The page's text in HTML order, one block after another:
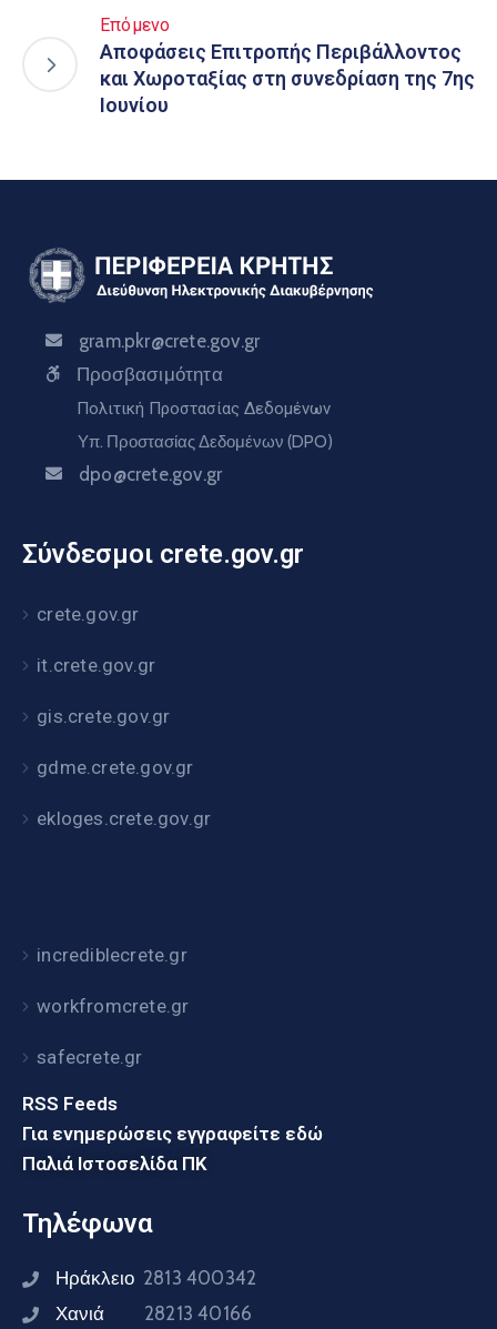
Επόμενο
Αποφάσεις Επιτροπής Περιβάλλοντος
και Χωροταξίας στη συνεδρίαση της 7ης
Ιουνίου
gram.pkr@crete.gov.gr
Προσβασιμότητα
Πολιτική Προστασίας Δεδομένων
Υπ. Προστασίας Δεδομένων (DPO)
dpo@crete.gov.gr
Σύνδεσμοι crete.gov.gr
crete.gov.gr
it.crete.gov.gr
gis.crete.gov.gr
gdme.crete.gov.gr
ekloges.crete.gov.gr
incrediblecrete.gr
workfromcrete.gr
safecrete.gr
RSS Feeds
Για ενημερώσεις εγγραφείτε εδώ
Παλιά Ιστοσελίδα ΠΚ
Τηλέφωνα
Ηράκλειο 2813 400342
Χανιά 28213 40166